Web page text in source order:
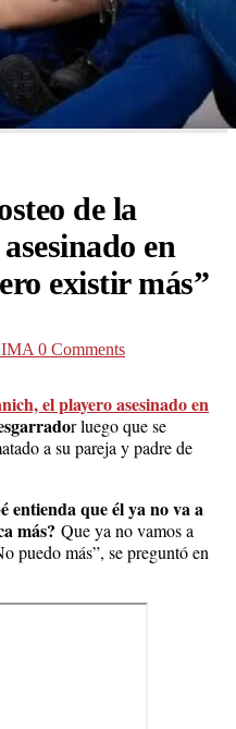
de la
en
existir más”
0 Comments
el playero asesinado en
r luego que se
a su pareja y padre de
entienda que él ya no va a
más? Que ya no vamos a
puedo más”, se preguntó en